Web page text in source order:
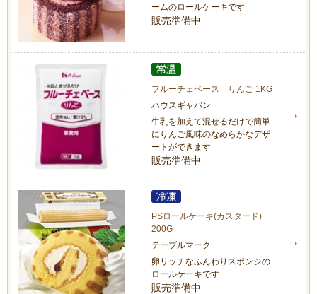
ームのロールケーキです
販売準備中
フルーチェベース りんご 1KG
ハウスギャバン
牛乳を加えて混ぜるだけで簡単
にりんご風味のなめらかなデザ
ートができます
販売準備中
PSロールケーキ(カスタード)
200G
テーブルマーク
卵リッチなふんわりスポンジの
ロールケーキです
販売準備中